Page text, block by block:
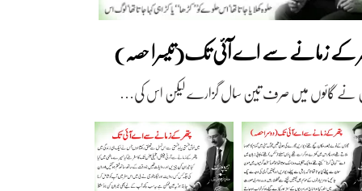
کے زمانے سے اے آئی تک(تیسرا حصہ)
نے گائوں میں صرف تین سال گزارے لیکن اس کی…